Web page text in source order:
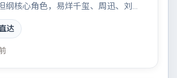
纲核心角色，易烊千玺、周迅、刘德
加盟，取景与班底多来自西班牙。一
牵出陈年秘辛。结尾留白耐人寻味。
达